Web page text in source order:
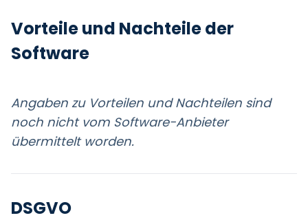
Vorteile und Nachteile der
Software
Angaben zu Vorteilen und Nachteilen sind
noch nicht vom Software-Anbieter
übermittelt worden.
DSGVO